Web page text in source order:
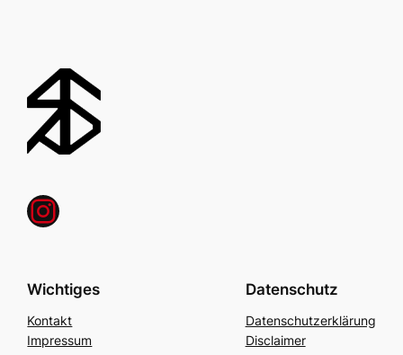
Instagram
Wichtiges
Kontakt
Impressum
Datenschutz
Datenschutzerklärung
Disclaimer